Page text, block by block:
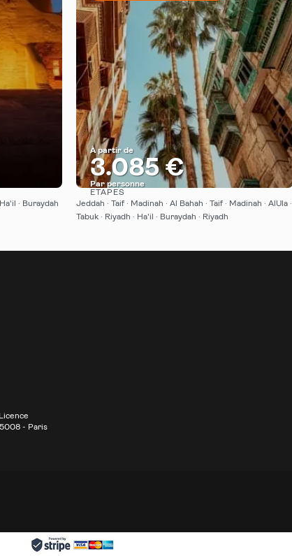
· Buraydah
À partir de
3.085 €
Par personne
Afficher
ÉTAPES
Jeddah · Taif · Madinah · Al Bahah · Taif · Madinah · AlUla ·
Tabuk · Riyadh · Ha'il · Buraydah · Riyadh
- Paris